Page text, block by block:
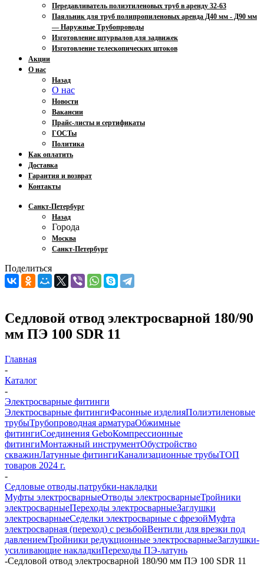
Передавливатель полиэтиленовых труб в аренду 32-63
Паяльник для труб полипропиленовых аренда Д40 мм - Д90 мм
— Наружные Трубопроводы
Изготовление штурвалов для задвижек
Изготовление телескопических штоков
Акции
О нас
Назад
О нас
Новости
Вакансии
Прайс-листы и сертификаты
ГОСТы
Политика
Как оплатить
Доставка
Гарантия и возврат
Контакты
Санкт-Петербург
Назад
Города
Москва
Санкт-Петербург
Поделиться
Седловой отвод электросварной 180/90
мм ПЭ 100 SDR 11
Главная
-
Каталог
-
Электросварные фитинги
Электросварные фитингиФасонные изделияПолиэтиленовые
трубыТрубопроводная арматураОбжимные
фитингиСоединения GeboКомпрессионные
фитингиМонтажный инструментОбустройство
скважинЛатунные фитингиКанализационные трубыТОП
товаров 2024 г.
-
Седловые отводы,патрубки-накладки
Муфты электросварныеОтводы электросварныеТройники
электросварныеПереходы электросварныеЗаглушки
электросварныеСеделки электросварные с фрезойМуфта
электросварная (переход) с резьбойВентили для врезки под
давлениемТройники редукционные электросварныеЗаглушки-
усиливающие накладкиПереходы ПЭ-латунь
-Седловой отвод электросварной 180/90 мм ПЭ 100 SDR 11